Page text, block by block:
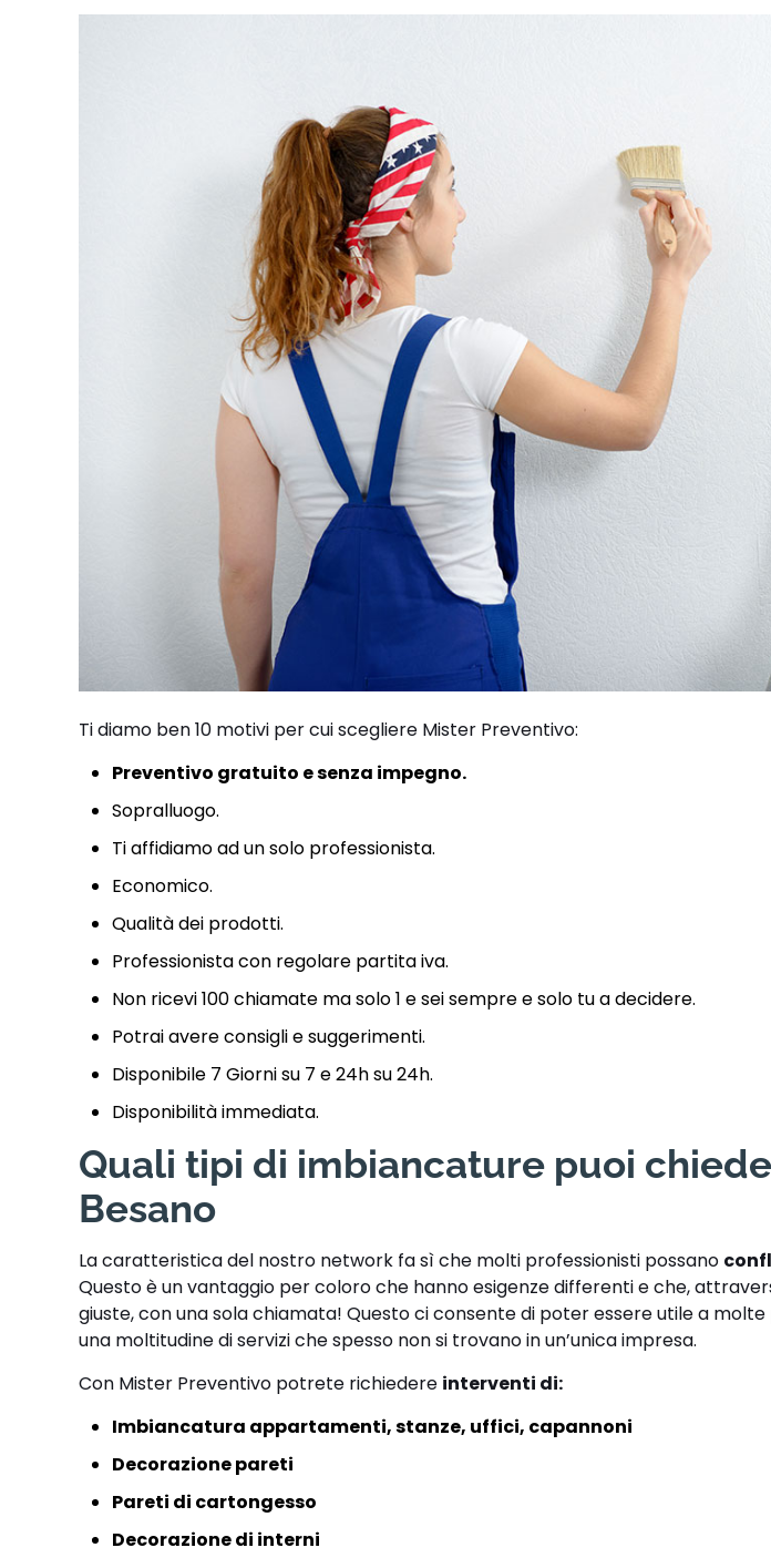
Ti diamo ben 10 motivi per cui scegliere Mister Preventivo:
Preventivo gratuito e senza impegno.
Sopralluogo.
Ti affidiamo ad un solo professionista.
Economico.
Qualità dei prodotti.
Professionista con regolare partita iva.
Non ricevi 100 chiamate ma solo 1 e sei sempre e solo tu a decidere.
Potrai avere consigli e suggerimenti.
Disponibile 7 Giorni su 7 e 24h su 24h.
Disponibilità immediata.
Quali tipi di imbiancature puoi
Besano
La caratteristica del nostro network fa sì che molti professionisti possano
Questo è un vantaggio per coloro che hanno esigenze differenti e che,
giuste, con una sola chiamata! Questo ci consente di poter essere utile a
una moltitudine di servizi che spesso non si trovano in un’unica impresa.
Con Mister Preventivo potrete richiedere interventi di:
Imbiancatura appartamenti, stanze, uffici, capannoni
Decorazione pareti
Pareti di cartongesso
Decorazione di interni